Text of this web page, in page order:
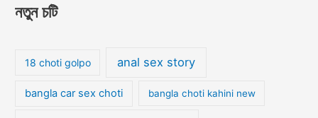
নতুন চটি
18 choti golpo anal sex story
bangla car sex choti bangla choti kahini new